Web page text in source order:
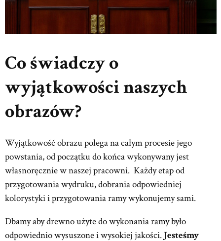
Co świadczy o
wyjątkowości naszych
obrazów?
Wyjątkowość obrazu polega na całym procesie jego
powstania, od początku do końca wykonywany jest
własnoręcznie w naszej pracowni. Każdy etap od
przygotowania wydruku, dobrania odpowiedniej
kolorystyki i przygotowania ramy wykonujemy sami.
Dbamy aby drewno użyte do wykonania ramy było
odpowiednio wysuszone i wysokiej jakości. Jesteśmy